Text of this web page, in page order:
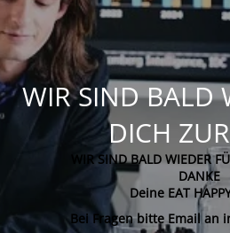
WIR SIND BALD
DICH
WIR SIND BALD WIEDER
DANKE
Deine EAT
Bei Fragen bitte Email an